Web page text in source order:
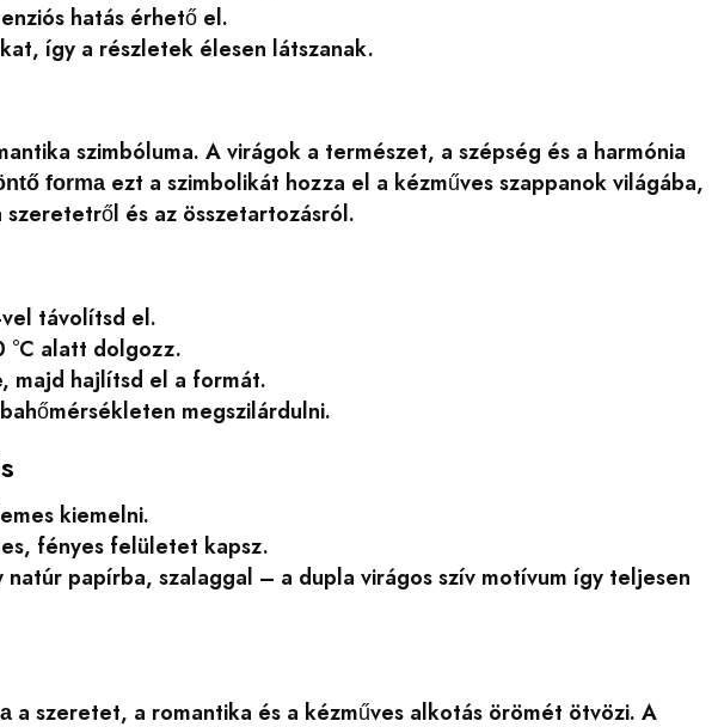
hatás érhető el.
így a részletek élesen látszanak.
szimbóluma. A virágok a természet, a szépség és a harmónia
forma ezt a szimbolikát hozza el a kézműves szappanok világába,
és az összetartozásról.
távolítsd el.
alatt dolgozz.
majd hajlítsd el a formát.
megszilárdulni.
kiemelni.
fényes felületet kapsz.
papírba, szalaggal – a dupla virágos szív motívum így teljesen
a szeretet, a romantika és a kézműves alkotás örömét ötvözi. A